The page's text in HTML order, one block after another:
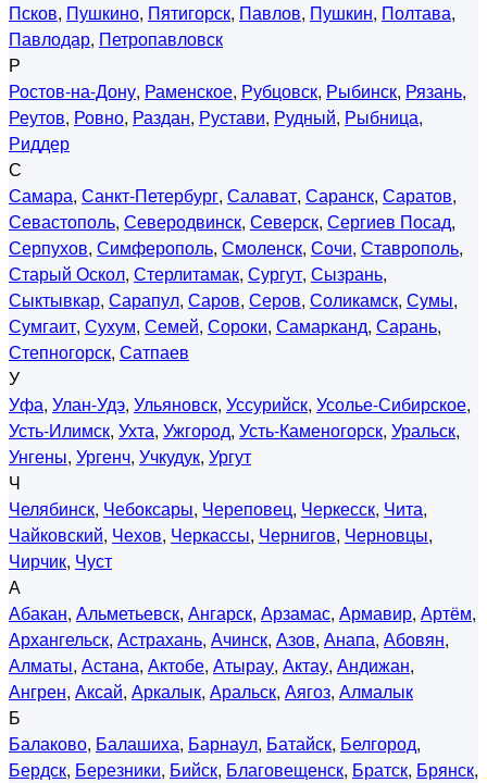
Псков, Пушкино, Пятигорск, Павлов, Пушкин, Полтава,
Павлодар, Петропавловск
Р
Ростов-на-Дону, Раменское, Рубцовск, Рыбинск, Рязань,
Реутов, Ровно, Раздан, Рустави, Рудный, Рыбница,
Риддер
С
Самара, Санкт-Петербург, Салават, Саранск, Саратов,
Севастополь, Северодвинск, Северск, Сергиев Посад,
Серпухов, Симферополь, Смоленск, Сочи, Ставрополь,
Старый Оскол, Стерлитамак, Сургут, Сызрань,
Сыктывкар, Сарапул, Саров, Серов, Соликамск, Сумы,
Сумгаит, Сухум, Семей, Сороки, Самарканд, Сарань,
Степногорск, Сатпаев
У
Уфа, Улан-Удэ, Ульяновск, Уссурийск, Усолье-Сибирское,
Усть-Илимск, Ухта, Ужгород, Усть-Каменогорск, Уральск,
Унгены, Ургенч, Учкудук, Ургут
Ч
Челябинск, Чебоксары, Череповец, Черкесск, Чита,
Чайковский, Чехов, Черкассы, Чернигов, Черновцы,
Чирчик, Чуст
А
Абакан, Альметьевск, Ангарск, Арзамас, Армавир, Артём,
Архангельск, Астрахань, Ачинск, Азов, Анапа, Абовян,
Алматы, Астана, Актобе, Атырау, Актау, Андижан,
Ангрен, Аксай, Аркалык, Аральск, Аягоз, Алмалык
Б
Балаково, Балашиха, Барнаул, Батайск, Белгород,
Бердск, Березники, Бийск, Благовещенск, Братск, Брянск,